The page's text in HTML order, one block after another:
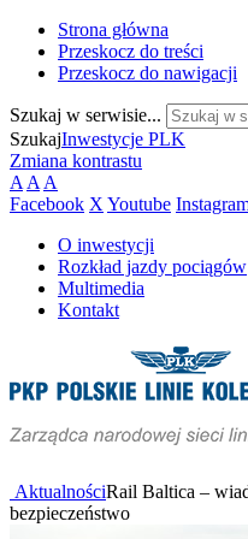
Strona główna
Przeskocz do treści
Przeskocz do nawigacji
Szukaj w serwisie...
SzukajInwestycje PLK
Zmiana kontrastu
A A A
Facebook X Youtube
O inwestycji
Rozkład jazdy pociągów
Multimedia
Kontakt
AktualnościRail Baltica –
bezpieczeństwo